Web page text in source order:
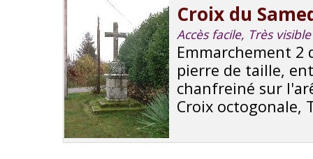
Croix du
Accès facile, Très visible
Emmarchement 2
pierre de taille,
chanfreiné sur
Croix octogonale,